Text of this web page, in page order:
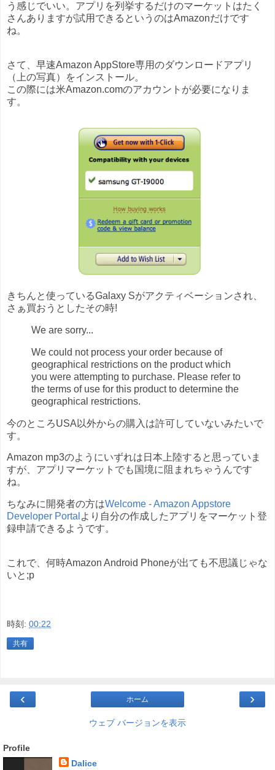
う感じでいい。アプリを列挙するだけのマーケットはたく
さんありますが試用できるというのはAmazonだけです
ね。
さて、早速Amazon AppStore専用のダウンロードアプリ
（上の写真）をインストール。
この際には米Amazon.comのアカウントが必要になりま
す。
きちんと使っているGalaxy Sがアクティベーションされ、
さぁ買おうとしたその時!
We are sorry...
We could not process your order because of
geographical restrictions on the product which
you were attempting to purchase. Please refer to
the terms of use for this product to determine the
geographical restrictions.
今のところUSA以外からの購入は許可していないみたいで
す。
Amazon mp3のようにいずれは日本上陸すると思っていま
すが、アプリマーケットでも国境に阻まれちゃうんです
ね。
ちなみに開発者の方はWelcome - Amazon Appstore
Developer Portal より自分の作成したアプリをマーケット登
録申請できるようです。
これで、何時Amazon Android Phoneが出ても不思議じゃな
いと;p
時刻: 00:22
共有
‹ ›
ホーム
ウェブ バージョンを表示
Profile
Dalice